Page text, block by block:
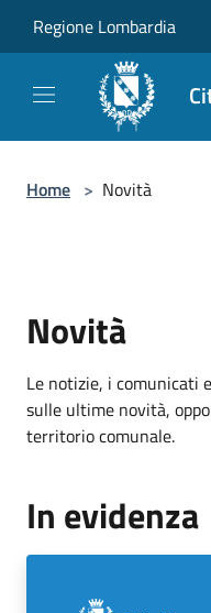
Regione Lombardia
Home > Novità
Novità
Le notizie, i comunicati
sulle ultime novità,
territorio comunale.
In evidenza